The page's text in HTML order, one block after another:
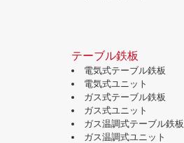
テーブル鉄板
電気式テーブル鉄板
電気式ユニット
ガス式テーブル鉄板
ガス式ユニット
ガス温調式テーブル鉄板
ガス温調式ユニット